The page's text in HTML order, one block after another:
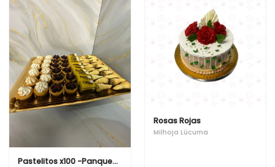
Pastelitos x100 -Panqueque Naranja, Pie de Limón, Cachitos, Tartaleta de frutos rojos
Rosas Rojas
Milhoja Lúcuma